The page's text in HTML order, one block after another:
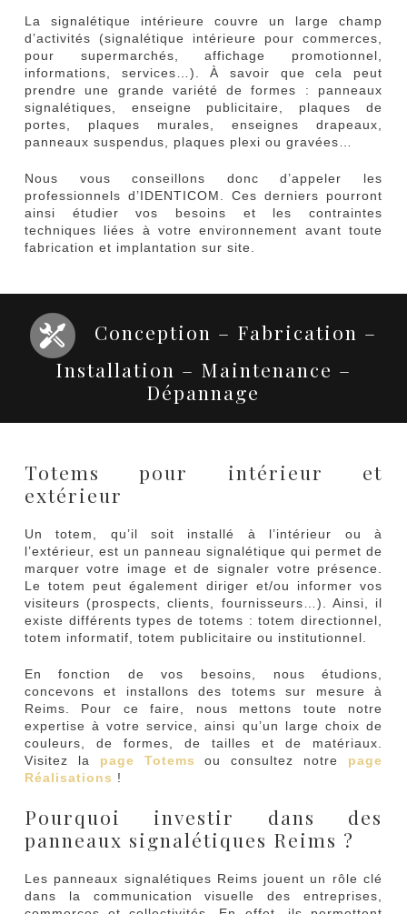
La signalétique intérieure couvre un large champ
d’activités (signalétique intérieure pour commerces,
pour supermarchés, affichage promotionnel,
informations, services…). À savoir que cela peut
prendre une grande variété de formes : panneaux
signalétiques, enseigne publicitaire, plaques de
portes, plaques murales, enseignes drapeaux,
panneaux suspendus, plaques plexi ou gravées…
Nous vous conseillons donc d’appeler les
professionnels d’IDENTICOM. Ces derniers pourront
ainsi étudier vos besoins et les contraintes
techniques liées à votre environnement avant toute
fabrication et implantation sur site.
Conception – Fabrication –
Installation – Maintenance –
Dépannage
Totems pour intérieur et
extérieur
Un totem, qu’il soit installé à l’intérieur ou à
l’extérieur, est un panneau signalétique qui permet de
marquer votre image et de signaler votre présence.
Le totem peut également diriger et/ou informer vos
visiteurs (prospects, clients, fournisseurs…). Ainsi, il
existe différents types de totems : totem directionnel,
totem informatif, totem publicitaire ou institutionnel.
En fonction de vos besoins, nous étudions,
concevons et installons des totems sur mesure à
Reims. Pour ce faire, nous mettons toute notre
expertise à votre service, ainsi qu’un large choix de
couleurs, de formes, de tailles et de matériaux.
Visitez la page Totems ou consultez notre page
Réalisations !
Pourquoi investir dans des
panneaux signalétiques Reims ?
Les panneaux signalétiques Reims jouent un rôle clé
dans la communication visuelle des entreprises,